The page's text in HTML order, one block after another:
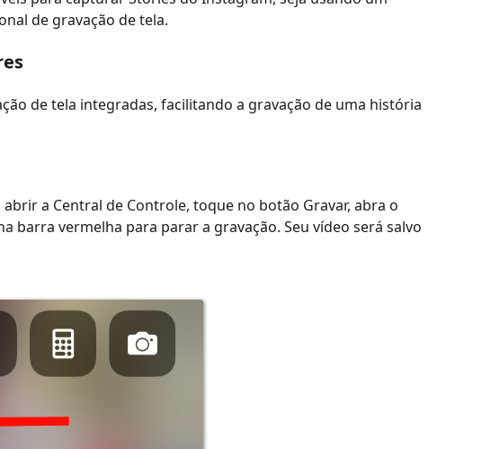
de gravação de tela.
de tela integradas, facilitando a gravação de uma história
a Central de Controle, toque no botão Gravar, abra o
vermelha para parar a gravação. Seu vídeo será salvo